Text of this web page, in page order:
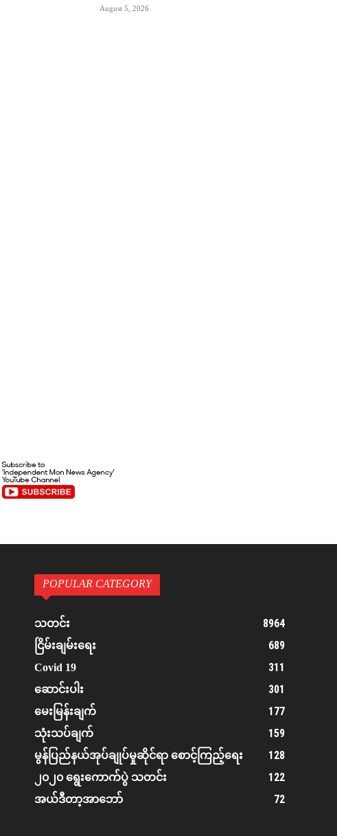
August 5, 2026
POPULAR CATEGORY
သတင်း 8964
ငြိမ်းချမ်းရေး 689
Covid 19 311
ဆောင်းပါး 301
မေးမြန်းချက် 177
သုံးသပ်ချက် 159
မွန်ပြည်နယ်အုပ်ချုပ်မှုဆိုင်ရာ စောင့်ကြည့်ရေး 128
၂၀၂၀ ရွေးကောက်ပွဲ သတင်း 122
အယ်ဒီတာ့အာဘော် 72